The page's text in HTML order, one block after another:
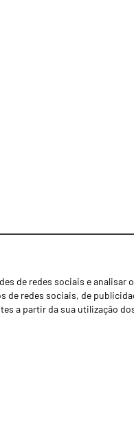
de redes sociais e analisar
redes sociais, de
a partir da sua utilização
Notícias
Concessionários